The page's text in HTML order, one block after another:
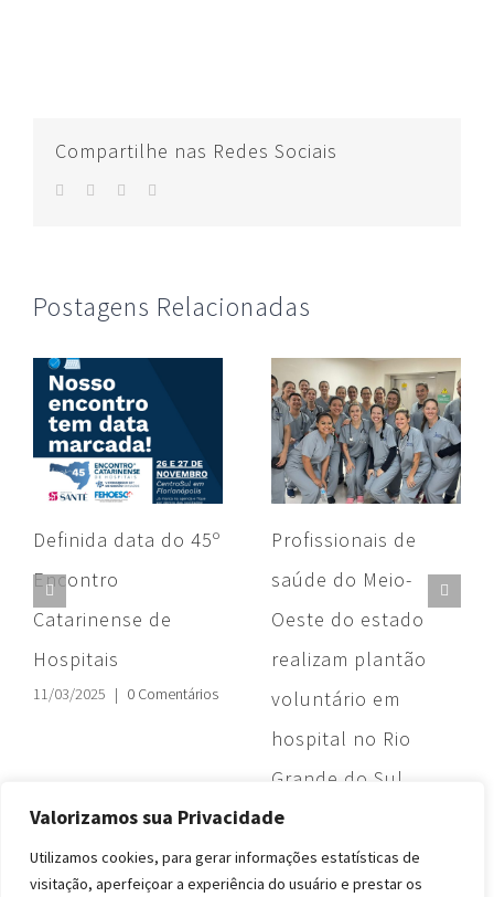
Valorizamos sua Privacidade
Utilizamos cookies, para gerar informações estatísticas de
visitação, aperfeiçoar a experiência do usuário e prestar os
Compartilhe nas Redes Sociais
facebook
twitter whatsapp
Postagens Relacionadas
Definida data do 45º
Encontro
Catarinense de
Hospitais
11/03/2025 | 0 Comentários
Profissionais de
saúde do Meio-
Oeste do estado
realizam plantão
voluntário em
hospital no Rio
Grande do Sul
24/05/2024